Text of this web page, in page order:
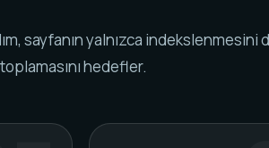
sayfanın yalnızca indekslenmesini
hedefler.